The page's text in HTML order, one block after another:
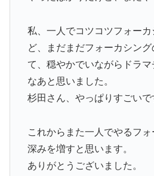
私、一人でコツコツフォー
ど、まだまだフォーカシング
て、穏やかでいながらドラ
なあと思いました。
杉田さん、やっぱりすごいで
これからまた一人でやるフ
深みを増すと思います。
ありがとうございました。